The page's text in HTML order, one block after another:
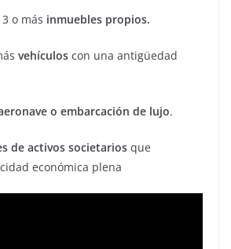
o más inmuebles propios.
vehículos con una antigüedad
o embarcación de lujo.
de activos societarios que
económica plena